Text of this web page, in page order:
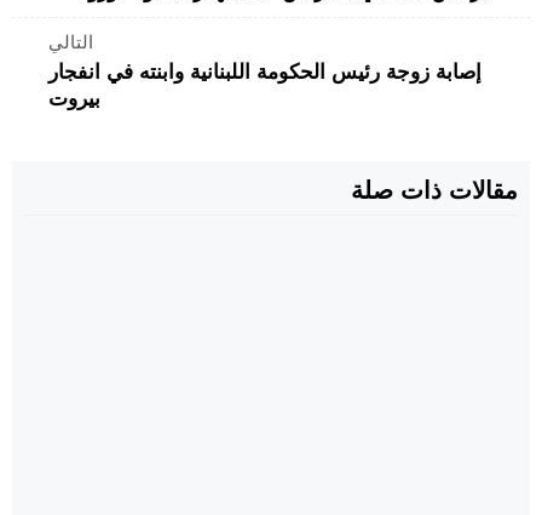
التالي
إصابة زوجة رئيس الحكومة اللبنانية وابنته في انفجار
بيروت
مقالات ذات صلة